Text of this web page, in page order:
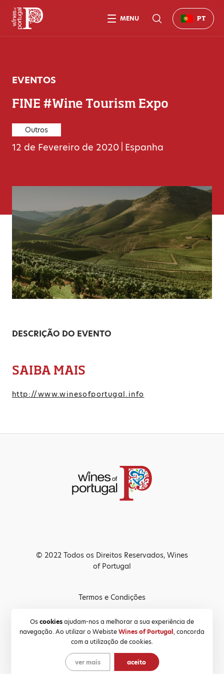
EVENTOS
FINE #Wine Tourism Expo
Outros
12 de Fevereiro de 2020 Espanha
DESCRIÇÃO DO EVENTO
SAIBA MAIS
http://www.winesofportugal.info
MENU PT
Oscookiesajudam-nos a melhorar a sua experiência de
navegação. Ao utilizar o WebisteWines of Portugal, concorda
com a utilização de cookies.
ver mais aceito
© 2022 Todos os Direitos Reservados, Wines
of Portugal
Termos e Condições
Política de Privacidade
Política de Cookies